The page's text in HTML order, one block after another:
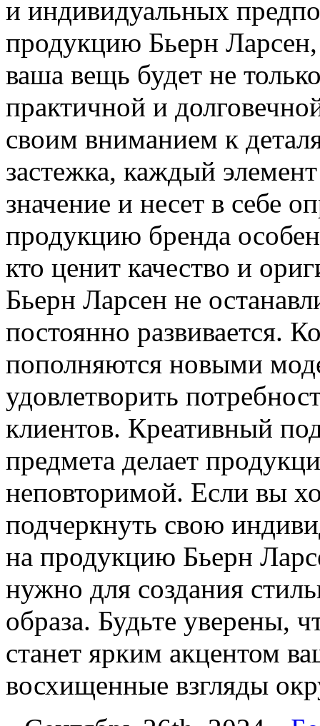
и индивидуальных
продукцию Бьерн
ваша вещь будет не
практичной и
своим вниманием к
застежка, каждый
значение и несет в себе
продукцию бренда
кто ценит качество и
Бьерн Ларсен не
постоянно развивается.
пополняются новыми
удовлетворить
клиентов. Креативный
предмета делает
неповторимой. Если вы
подчеркнуть свою
на продукцию Бьерн
нужно для создания
образа. Будьте уверены,
станет ярким акцентом
восхищенные взгляды